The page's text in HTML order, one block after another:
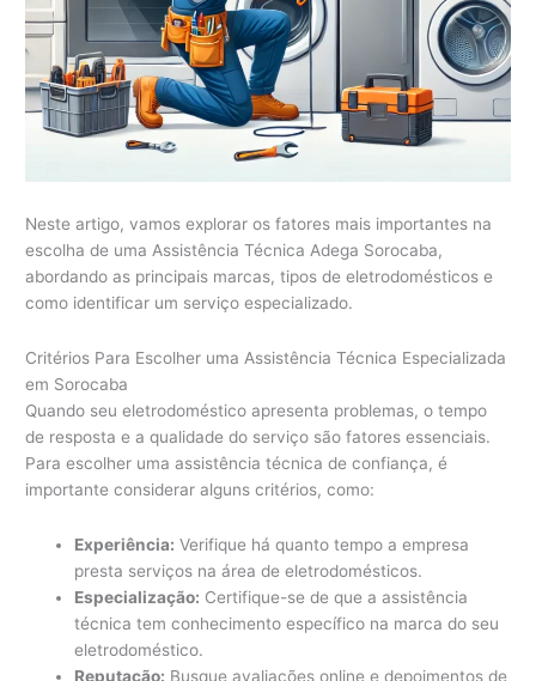
r
o
c
a
Neste artigo, vamos explorar os fatores mais importantes na
escolha de uma Assistência Técnica Adega Sorocaba,
abordando as principais marcas, tipos de eletrodomésticos e
como identificar um serviço especializado.
Critérios Para Escolher uma Assistência Técnica Especializada
em Sorocaba
Quando seu eletrodoméstico apresenta problemas, o tempo
de resposta e a qualidade do serviço são fatores essenciais.
Para escolher uma assistência técnica de confiança, é
importante considerar alguns critérios, como:
Experiência: Verifique há quanto tempo a empresa
presta serviços na área de eletrodomésticos.
Especialização: Certifique-se de que a assistência
técnica tem conhecimento específico na marca do seu
eletrodoméstico.
Reputação: Busque avaliações online e depoimentos de